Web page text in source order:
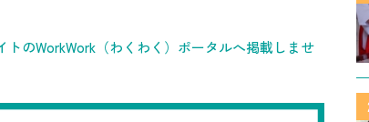
のWorkWork（わくわく）ポータルへ掲載しませ